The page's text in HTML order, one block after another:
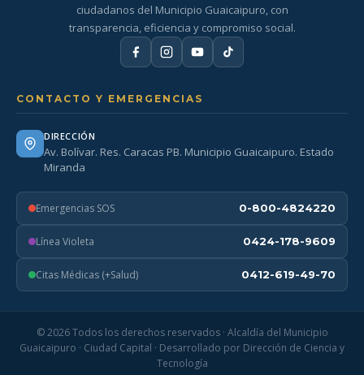
ciudadanos del Municipio Guaicaipuro, con
transparencia, eficiencia y compromiso social.
CONTACTO Y EMERGENCIAS
DIRECCIÓN
Av. Bolívar. Res. Caracas PB. Municipio Guaicaipuro. Estado
Miranda
Emergencias SOS 0-800-4824220
Línea Violeta 0424-178-9609
Citas Médicas (+Salud) 0412-619-49-70
© 2026 Todos los derechos reservados · Alcaldía del Municipio
Guaicaipuro · Ciudad Capital · Desarrollado por Dirección de Ciencia y
Tecnología